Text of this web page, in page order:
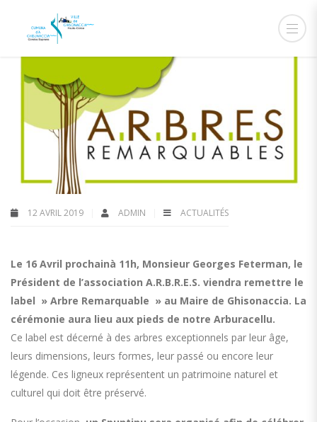
12 AVRIL 2019 ADMIN ACTUALITÉS
Le 16 Avril prochainà 11h, Monsieur Georges Feterman, le
Président de l’association A.R.B.R.E.S. viendra remettre le
label » Arbre Remarquable » au Maire de Ghisonaccia. La
cérémonie aura lieu aux pieds de notre Arburacellu.
Ce label est décerné à des arbres exceptionnels par leur âge,
leurs dimensions, leurs formes, leur passé ou encore leur
légende. Ces ligneux représentent un patrimoine naturel et
culturel qui doit être préservé.